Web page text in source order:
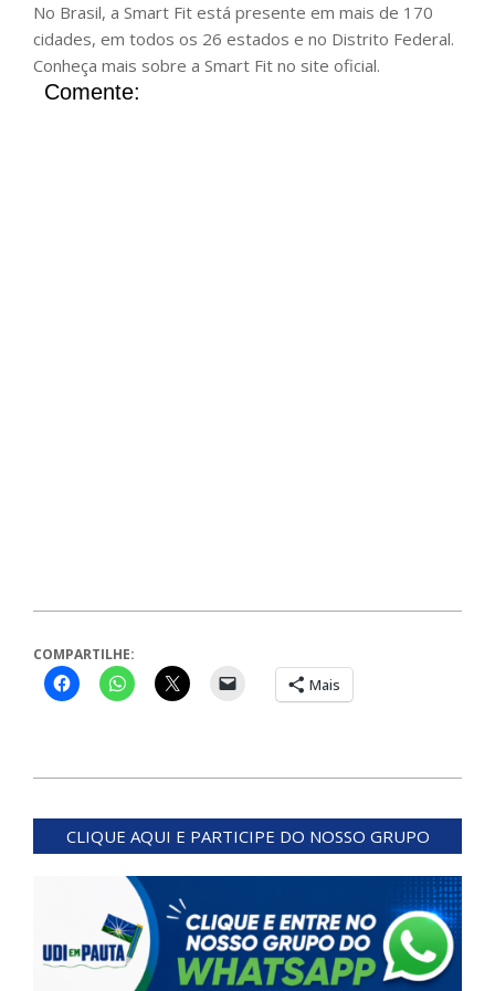
No Brasil, a Smart Fit está presente em mais de 170
cidades, em todos os 26 estados e no Distrito Federal.
Conheça mais sobre a Smart Fit no site oficial.
Comente:
COMPARTILHE:
Mais
12-
CLIQUE AQUI E PARTICIPE DO NOSSO GRUPO